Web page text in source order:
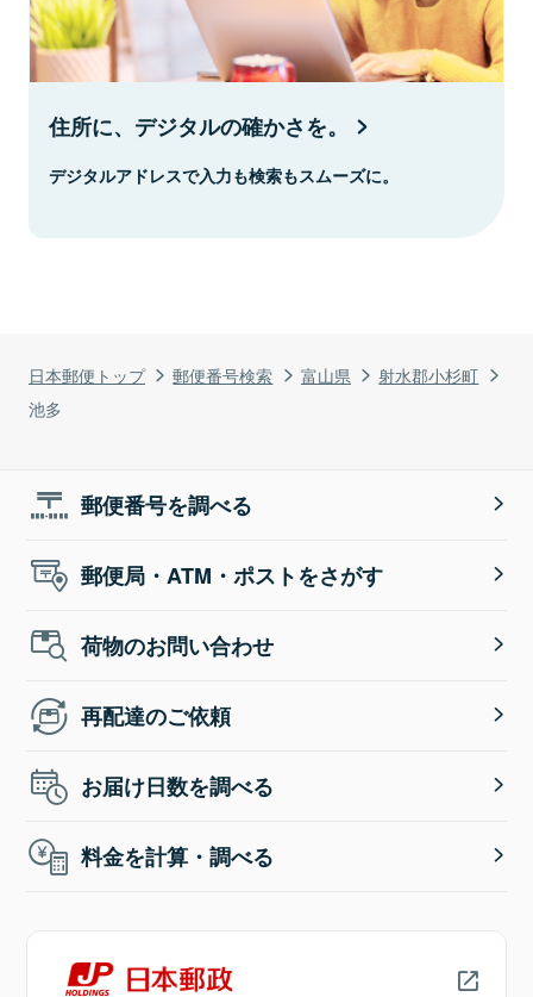
日本郵便トップ 郵便番号検索 富山県
射水郡小杉町
池多
住所に、デジタルの確かさを。
デジタルアドレスで入力も検索もスムーズに。
郵便番号を調べる
郵便局・ATM・ポストをさがす
荷物のお問い合わせ
再配達のご依頼
お届け日数を調べる
料金を計算・調べる